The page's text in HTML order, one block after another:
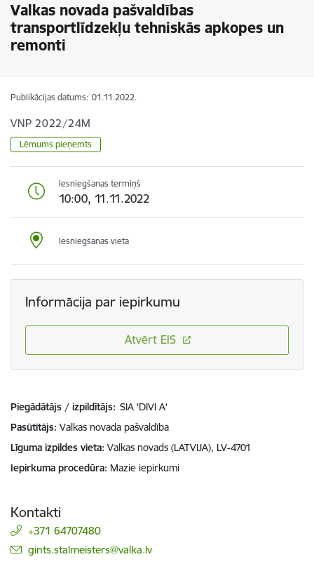
Valkas novada pašvaldības
transportlīdzekļu tehniskās apkopes un
remonti
Publikācijas datums: 01.11.2022.
VNP 2022/24M
Lēmums pieņemts
Iesniegšanas termiņš
10:00, 11.11.2022
Iesniegšanas vieta
Informācija par iepirkumu
Atvērt EIS
Piegādātājs / izpildītājs: SIA 'DIVI A'
Pasūtītājs Valkas novada pašvaldība
Līguma izpildes vieta Valkas novads (LATVIJA), LV-4701
Iepirkuma procedūra Mazie iepirkumi
Kontakti
+371 64707480
E-pasts:
gints.stalmeisters@valka.lv